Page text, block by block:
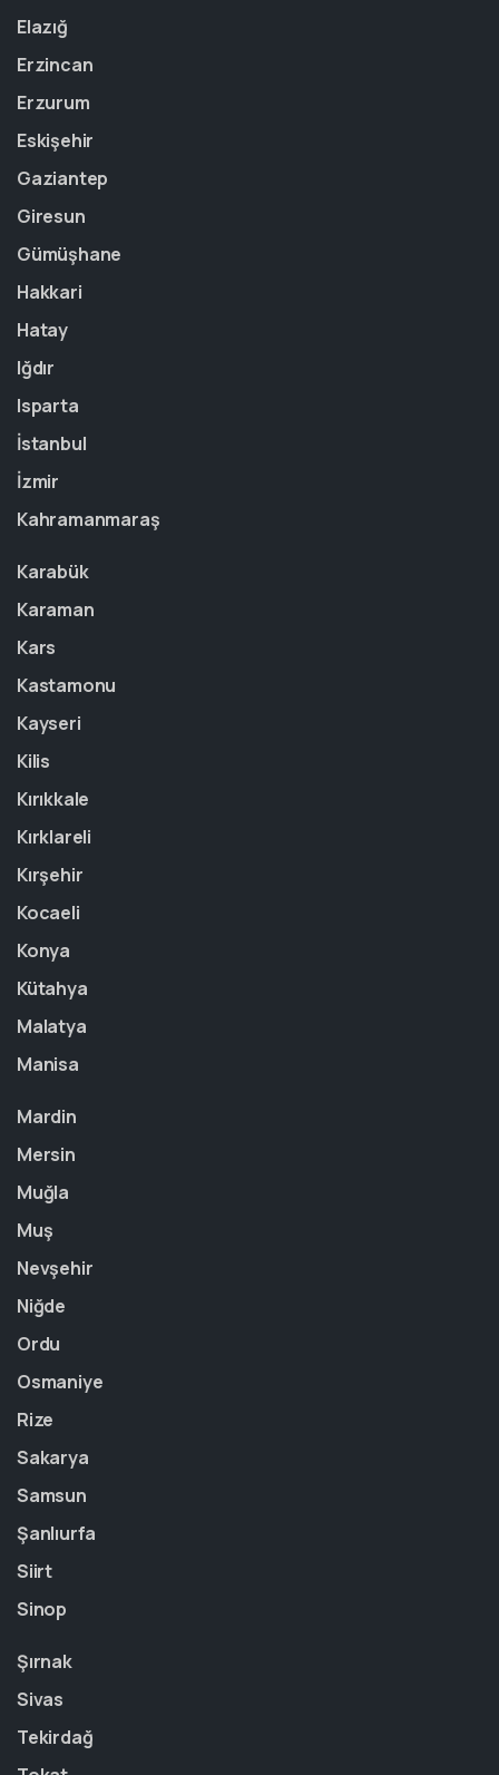
Elazığ
Erzincan
Erzurum
Eskişehir
Gaziantep
Giresun
Gümüşhane
Hakkari
Hatay
Iğdır
Isparta
İstanbul
İzmir
Kahramanmaraş
Karabük
Karaman
Kars
Kastamonu
Kayseri
Kilis
Kırıkkale
Kırklareli
Kırşehir
Kocaeli
Konya
Kütahya
Malatya
Manisa
Mardin
Mersin
Muğla
Muş
Nevşehir
Niğde
Ordu
Osmaniye
Rize
Sakarya
Samsun
Şanlıurfa
Siirt
Sinop
Şırnak
Sivas
Tekirdağ